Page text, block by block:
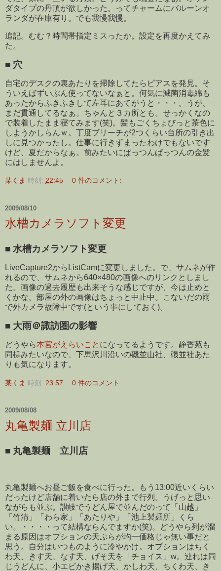
ダタイプの丹頂が欲しかった。ってチャームにバルーンオ
ランダが在庫有り。でも我慢我慢。
追記。むむ？時間帯指定ミスったか。設定を再度かえてみ
た。
■ 穴
自宅のデスクの裏あたりを掃除してたらピアスを発見。そ
ういえばずいぶん使ってないなぁと。何気に滅菌消毒綿も
あったからふきふきして左耳にあてがうと・・・。うが、
まだ貫通してるなぁ。ちゃんと３カ所とも。せっかくなの
で装着したまま寝てみます(笑)。髪もごくちょびっと茶色に
しようかしらんｗ。丁度ブリーチが2つくらい台所の引き出
しに見つかったし。仕事に行きずまったわけでもないです
けど、夏だからなぁ。前みたいにぱっつんぱっつんの金髪
にはしませんよ。
某くま 時刻: 22:45 0 件のコメント:
2009/08/10
水槽カメラソフト変更
■ 水槽カメラソフト変更
LiveCapture2からListCamに変更しました。で、サムネが作
れるので、サムネから640×480の画像へのリンクとしまし
た。画像の過去履歴も出来そうな感じですが、今は止めと
くかな。部屋の外の画像はちょっと中止中。こないだの雨
で外カメラ故障中です(という事にしておく)。
■ 大雨＠諏訪圏の影響
どうやら本宮がえらいこと になってるようです。静香苑も
同様みたいなので、下馬沢川沿いの磯並山社、磯並社あた
りも気になります。
某くま 時刻: 23:57 0 件のコメント:
2009/08/08
丸亀製麺 立川店
■ 丸亀製麺 立川店
丸亀製麺へお昼ご飯を食べに行った。もう13:00近いくらい
だったけど店舗に着いたら店の外まで行列。うげっと思い
ながらも並ぶ。讃岐でうどん屋で並んだのって「山越」
「竹清」「わら家」「あたりや」「池上製麺所」くら
い。・・・・って結構ならんでますか(笑)。どうやら列が溜
まる原因はオプションの天ぷらが均一価格じゃ無い事だと
思う。自分はいつものように冷やかけ。オプションはちく
わ天、きす天、なす天、げそ天を「チョイス」w。連れは同
じうどんに、小エビかき揚げ天、かしわ天、ちくわ天、き